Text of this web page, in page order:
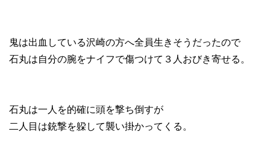
鬼は出血している沢崎の方へ全員生きそうだったので
石丸は自分の腕をナイフで傷つけて３人おびき寄せる。
石丸は一人を的確に頭を撃ち倒すが
二人目は銃撃を躱して襲い掛かってくる。